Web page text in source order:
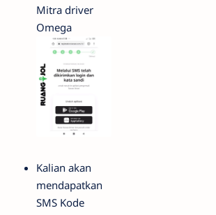
Mitra driver
Omega
Kalian akan
mendapatkan
SMS Kode